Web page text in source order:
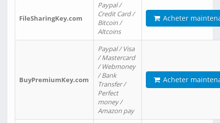
FileSharingKey.com
Paypal /
Credit Card /
Bitcoin /
Altcoins
Acheter
BuyPremiumKey.com
Paypal / Visa
/ Mastercard
/ Webmoney
/ Bank
Transfer /
Perfect
money /
Amazon pay
Acheter